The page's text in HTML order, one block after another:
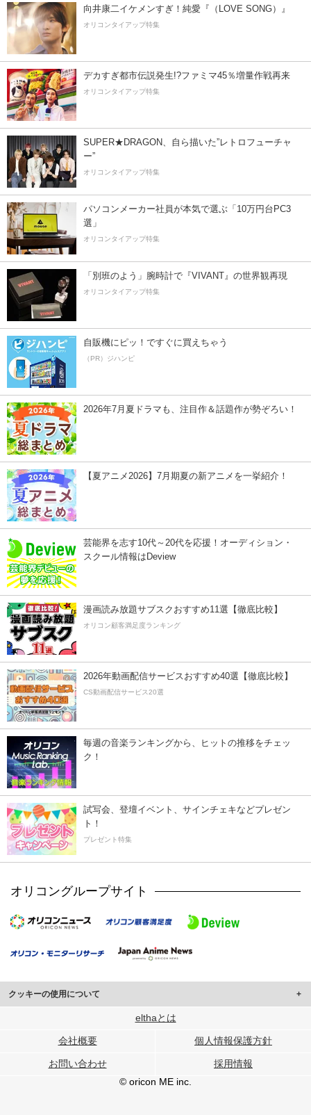
向井康二イケメンすぎ！純愛『（LOVE SONG）』
オリコンタイアップ特集
デカすぎ都市伝説発生!?ファミマ45％増量作戦再来
オリコンタイアップ特集
SUPER★DRAGON、自ら描いた”レトロフューチャ
ー”
オリコンタイアップ特集
パソコンメーカー社員が本気で選ぶ「10万円台PC3
選」
オリコンタイアップ特集
「別班のよう」腕時計で『VIVANT』の世界観再現
オリコンタイアップ特集
自販機にピッ！ですぐに買えちゃう
（PR）ジハンピ
2026年7月夏ドラマも、注目作＆話題作が勢ぞろい！
【夏アニメ2026】7月期夏の新アニメを一挙紹介！
芸能界を志す10代～20代を応援！オーディション・
スクール情報はDeview
漫画読み放題サブスクおすすめ11選【徹底比較】
オリコン顧客満足度ランキング
2026年動画配信サービスおすすめ40選【徹底比較】
CS動画配信サービス20選
毎週の音楽ランキングから、ヒットの推移をチェッ
ク！
試写会、登壇イベント、サインチェキなどプレゼン
ト！
プレゼント特集
オリコングループサイト
クッキーの使用について
このサイトでは Cookie を使用して、ユーザーに合わせたコンテンツや広告の
行っています。
メディアや広告配信、データ解析の各パートナーに提供しています。
各パートナーは、この情報とユーザーが各パートナーに提供した他の情報や、
ユーザーが各パートナーのサービスを使用したときに収集した他の情報を組み
elthaとは
会社概要 個人情報保護方針
お問い合わせ
採用情報
© oricon ME inc.